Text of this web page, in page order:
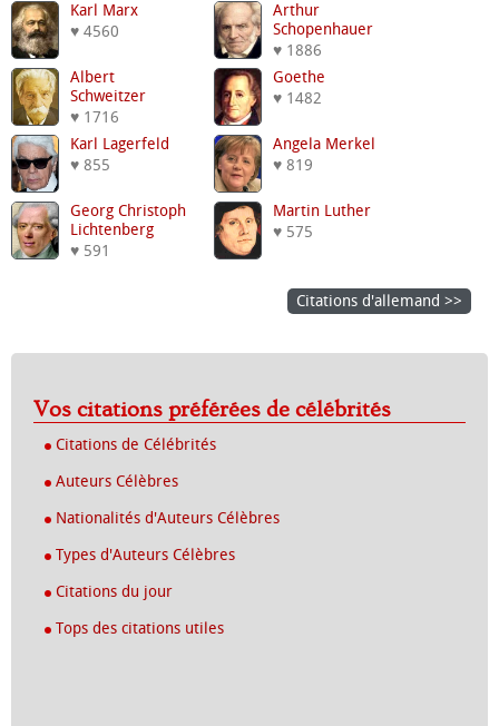
Karl Marx
♥ 4560
Arthur
Schopenhauer
♥ 1886
Albert
Schweitzer
♥ 1716
Goethe
♥ 1482
Karl Lagerfeld
♥ 855
Angela Merkel
♥ 819
Georg Christoph
Lichtenberg
♥ 591
Martin Luther
♥ 575
Citations d'allemand >>
Vos citations préférées de célébrités
Citations de Célébrités
Auteurs Célèbres
Nationalités d'Auteurs Célèbres
Types d'Auteurs Célèbres
Citations du jour
Tops des citations utiles